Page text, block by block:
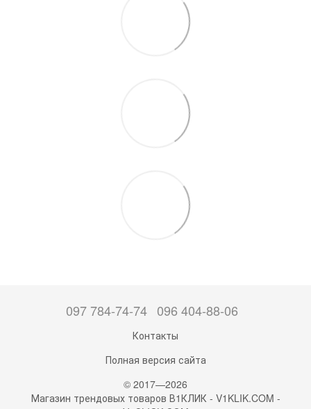
097 784-74-74 096 404-88-06
Контакты
Полная версия сайта
© 2017—2026
Магазин трендовых товаров В1КЛИК - V1KLIK.COM -